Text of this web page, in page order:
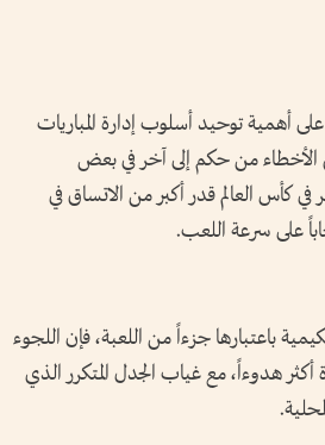
أهمية توحيد أسلوب إدارة المباريات
الأخطاء من حكم إلى آخر في بعض
في كأس العالم قدر أكبر من الاتساق في
على سرعة اللعب.
باعتبارها جزءاً من اللعبة، فإن اللجوء
أكثر هدوءاً، مع غياب الجدل المتكرر الذي